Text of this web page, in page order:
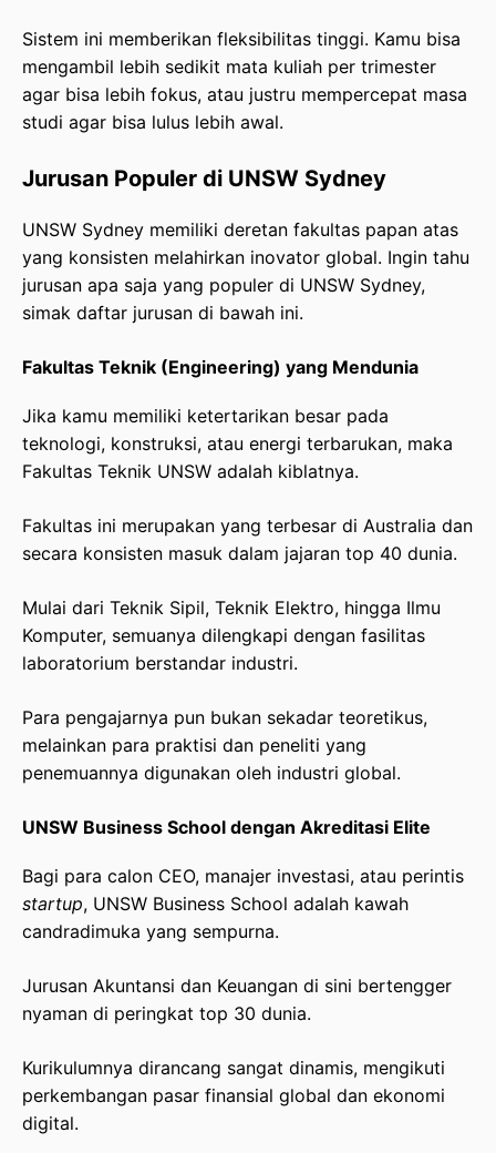
Sistem ini memberikan fleksibilitas tinggi. Kamu bisa
mengambil lebih sedikit mata kuliah per trimester
agar bisa lebih fokus, atau justru mempercepat masa
studi agar bisa lulus lebih awal.
Jurusan Populer di UNSW Sydney
UNSW Sydney memiliki deretan fakultas papan atas
yang konsisten melahirkan inovator global. Ingin tahu
jurusan apa saja yang populer di UNSW Sydney,
simak daftar jurusan di bawah ini.
Fakultas Teknik (Engineering) yang Mendunia
Jika kamu memiliki ketertarikan besar pada
teknologi, konstruksi, atau energi terbarukan, maka
Fakultas Teknik UNSW adalah kiblatnya.
Fakultas ini merupakan yang terbesar di Australia dan
secara konsisten masuk dalam jajaran top 40 dunia.
Mulai dari Teknik Sipil, Teknik Elektro, hingga Ilmu
Komputer, semuanya dilengkapi dengan fasilitas
laboratorium berstandar industri.
Para pengajarnya pun bukan sekadar teoretikus,
melainkan para praktisi dan peneliti yang
penemuannya digunakan oleh industri global.
UNSW Business School dengan Akreditasi Elite
Bagi para calon CEO, manajer investasi, atau perintis
startup, UNSW Business School adalah kawah
candradimuka yang sempurna.
Jurusan Akuntansi dan Keuangan di sini bertengger
nyaman di peringkat top 30 dunia.
Kurikulumnya dirancang sangat dinamis, mengikuti
perkembangan pasar finansial global dan ekonomi
digital.